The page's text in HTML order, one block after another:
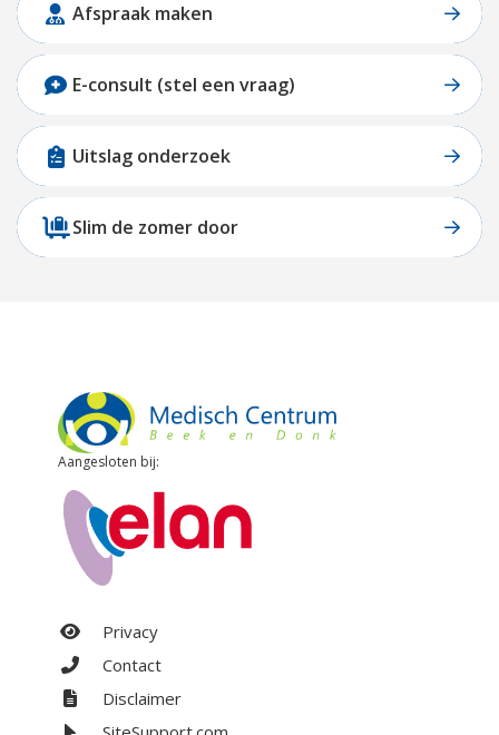
Afspraak maken
E-consult (stel een vraag)
Uitslag onderzoek
Slim de zomer door
Aangesloten bij:
Privacy
Contact
Disclaimer